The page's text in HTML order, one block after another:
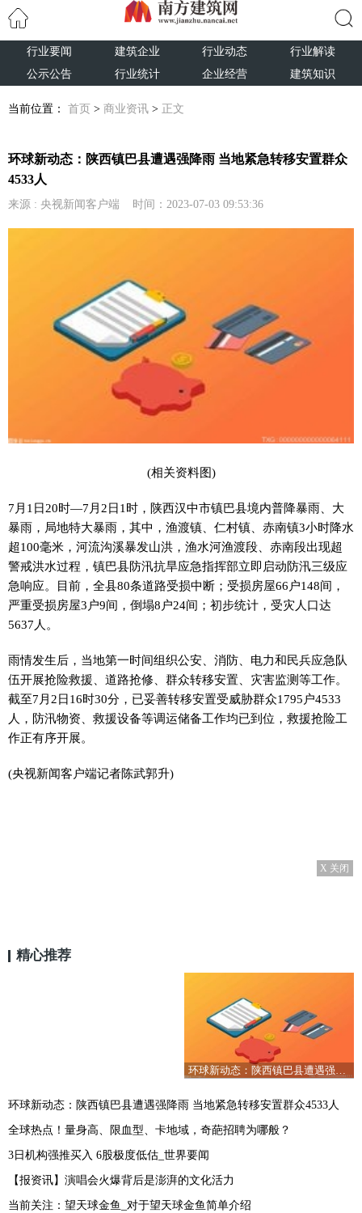
行业要闻 建筑企业 行业动态
行业解读
公示公告
行业统计 企业经营 建筑知识
当前位置： 首页 > 商业资讯 > 正文
环球新动态：陕西镇巴县遭遇强降雨 当地紧急转移安置群众
4533人
来源 : 央视新闻客户端 时间：2023-07-03 09:53:36
(相关资料图)
7月1日20时—7月2日1时，陕西汉中市镇巴县境内普降暴雨、大
暴雨，局地特大暴雨，其中，渔渡镇、仁村镇、赤南镇3小时降水
超100毫米，河流沟溪暴发山洪，渔水河渔渡段、赤南段出现超
警戒洪水过程，镇巴县防汛抗旱应急指挥部立即启动防汛三级应
急响应。目前，全县80条道路受损中断；受损房屋66户148间，
严重受损房屋3户9间，倒塌8户24间；初步统计，受灾人口达
5637人。
雨情发生后，当地第一时间组织公安、消防、电力和民兵应急队
伍开展抢险救援、道路抢修、群众转移安置、灾害监测等工作。
截至7月2日16时30分，已妥善转移安置受威胁群众1795户4533
人，防汛物资、救援设备等调运储备工作均已到位，救援抢险工
作正有序开展。
(央视新闻客户端记者陈武郭升)
X 关闭
精心推荐
环球新动态：陕西镇巴县遭遇强降雨 当地紧急转移安置群众4533人
环球新动态：陕西镇巴县遭遇强降雨 当地紧急转移安置群众4533人
全球热点！量身高、限血型、卡地域，奇葩招聘为哪般？
3日机构强推买入 6股极度低估_世界要闻
【报资讯】演唱会火爆背后是澎湃的文化活力
当前关注：望天球金鱼_对于望天球金鱼简单介绍